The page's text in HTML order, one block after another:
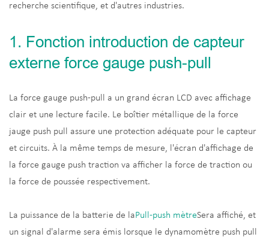
recherche scientifique, et d'autres industries.
1. Fonction introduction de capteur
externe force gauge push-pull
La force gauge push-pull a un grand écran LCD avec affichage
clair et une lecture facile. Le boîtier métallique de la force
jauge push pull assure une protection adéquate pour le capteur
et circuits. À la même temps de mesure, l'écran d'affichage de
la force gauge push traction va afficher la force de traction ou
la force de poussée respectivement.
La puissance de la batterie de laPull-push mètreSera affiché, et
un signal d'alarme sera émis lorsque le dynamomètre push pull